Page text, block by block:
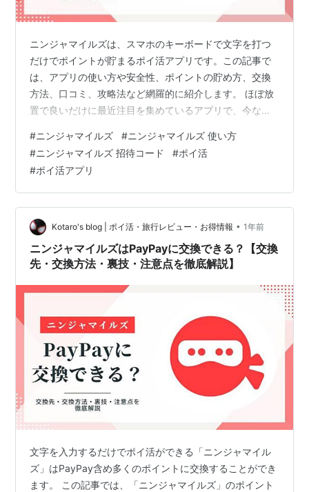
ニンジャマイルズは、スマホのキーボードで文字を打つ
だけでポイントが貯まるポイ活アプリです。この記事で
は、アプリの使い方や安全性、ポイントの貯め方、交換
方法、口コミ、攻略法など網羅的に紹介します。 ほぼ放
置で良いだけに最近注目を集めているアプリで、今なら
きるよ！ ＼招待コード IN7BDH7QMX／ ニンジャマイル
ズ Sango technologies Inc. 目次 ニンジャマイルズと
は？基本情報と概要 Android版の対応状況 招待コードと
入力方法 ポイントサイト経由でインストール可能？ アプ
リの機能と特徴 ポイントの貯め方…
#ニンジャマイルズ #ニンジャマイルズ 使い方
#ニンジャマイルズ 招待コード #ポイ活
#ポイ活アプリ
Kotaro's blog | ポイ活・旅行レビュー・お得情報 • 1年前
ニンジャマイルズはPayPayに交換できる？【交換
先・交換方法・裏技・注意点を徹底解説】
文字を入力するだけでポイ活ができる「ニンジャマイル
ズ」はPayPay含め多くのポイントに交換することができ
ます。 この記事では、「ニンジャマイルズ」のポイント